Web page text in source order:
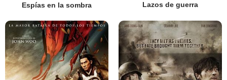
Espías en la sombra Lazos de guerra